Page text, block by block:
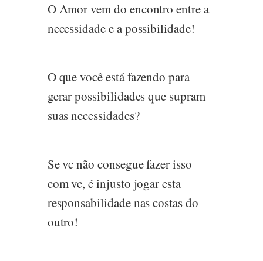
O Amor vem do encontro entre a
necessidade e a possibilidade!
O que você está fazendo para
gerar possibilidades que supram
suas necessidades?
Se vc não consegue fazer isso
com vc, é injusto jogar esta
responsabilidade nas costas do
outro!